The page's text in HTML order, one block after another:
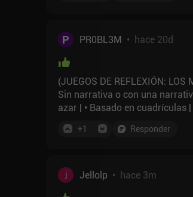
P PR0BL3M • hace 20d
(JUEGOS DE REFLEXIÓN:
Sin narrativa o con una
azar | • Basado en cuadrículas
+1 Responder
Jellolp• hace 3m